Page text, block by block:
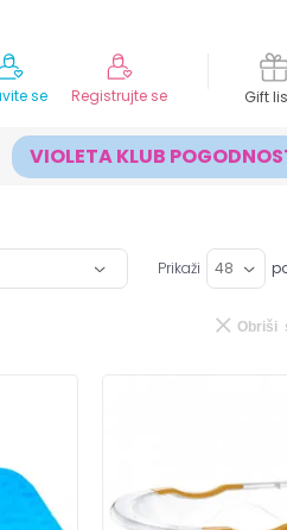
Gift
se Registrujte se
VIOLETA KLUB
Prikaži
Obriši